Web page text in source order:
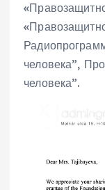
человека”,
человека”.